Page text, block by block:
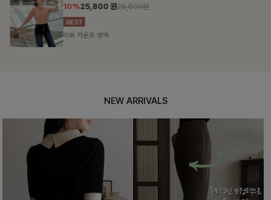
10%25,800 원28,600원
리뷰 카운트 영역
NEW ARRIVALS